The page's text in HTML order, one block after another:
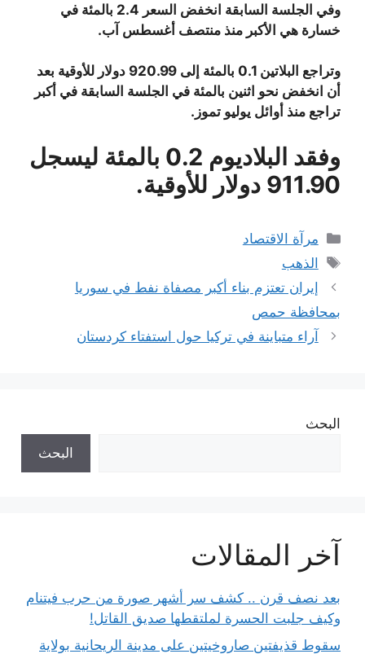
وفي الجلسة السابقة انخفض السعر 2.4 بالمئة في
خسارة هي الأكبر منذ منتصف أغسطس آب.
وتراجع البلاتين 0.1 بالمئة إلى 920.99 دولار للأوقية بعد
أن انخفض نحو اثنين بالمئة في الجلسة السابقة في أكبر
تراجع منذ أوائل يوليو تموز.
وفقد البلاديوم 0.2 بالمئة ليسجل
911.90 دولار للأوقية.
التصنيفات
مرآة الاقتصاد
الوسوم
الذهب
إيران تعتزم بناء أكبر مصفاة نفط في سوريا
بمحافظة حمص
آراء متباينة في تركيا حول استفتاء كردستان
البحث
البحث
آخر المقالات
بعد نصف قرن .. كشف سر أشهر صورة من حرب فيتنام
وكيف جلبت الحسرة لملتقطها صديق القاتل!
سقوط قذيفتين صاروخيتين على مدينة الريحانية بولاية